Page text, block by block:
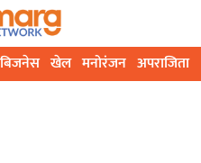
बिजनेस खेल मनोरंजन अपराजिता